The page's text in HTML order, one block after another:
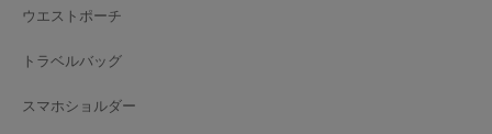
ウエストポーチ
トラベルバッグ
スマホショルダー